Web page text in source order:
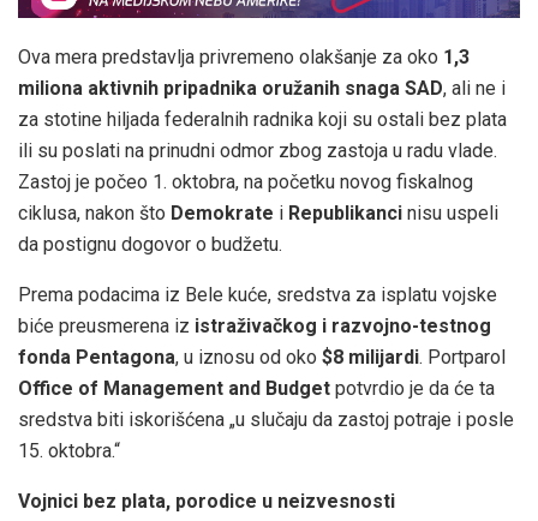
Ova mera predstavlja privremeno olakšanje za oko 1,3
miliona aktivnih pripadnika oružanih snaga SAD, ali ne i
za stotine hiljada federalnih radnika koji su ostali bez plata
ili su poslati na prinudni odmor zbog zastoja u radu vlade.
Zastoj je počeo 1. oktobra, na početku novog fiskalnog
ciklusa, nakon što Demokrate i Republikanci nisu uspeli
da postignu dogovor o budžetu.
Prema podacima iz Bele kuće, sredstva za isplatu vojske
biće preusmerena iz istraživačkog i razvojno-testnog
fonda Pentagona, u iznosu od oko $8 milijardi. Portparol
Office of Management and Budget potvrdio je da će ta
sredstva biti iskorišćena „u slučaju da zastoj potraje i posle
15. oktobra.“
Vojnici bez plata, porodice u neizvesnosti